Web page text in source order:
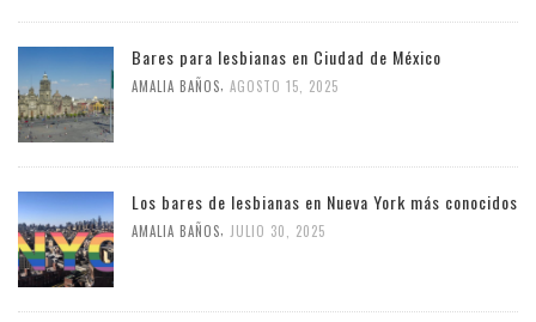
Bares para lesbianas en Ciudad de México
AMALIA BAÑOS, AGOSTO 15, 2025
Los bares de lesbianas en Nueva York más conocidos
AMALIA BAÑOS, JULIO 30, 2025